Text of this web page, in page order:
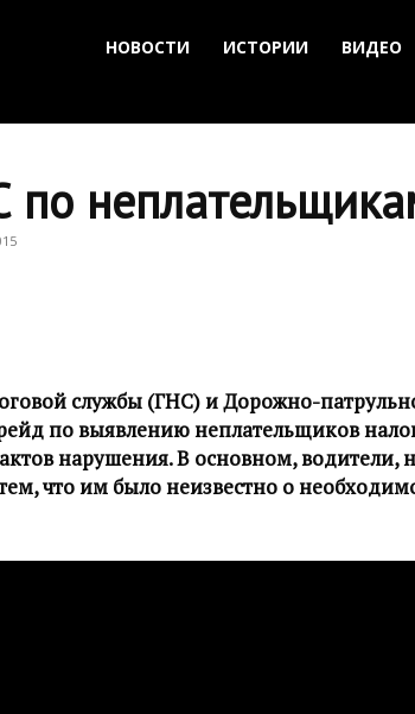
НОВОСТИ ИСТОРИИ ВИДЕО
службы (ГНС) и Дорожно-
по выявлению неплательщиков
нарушения. В основном, водители,
что им было неизвестно о